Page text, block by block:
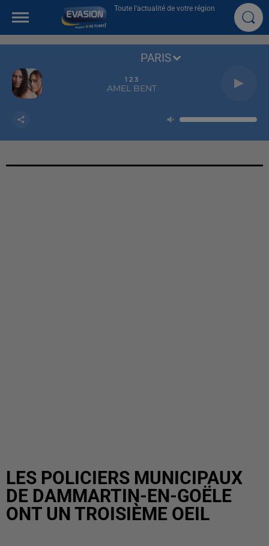
Toute l'actualité de votre région
1 2 3
AMEL BENT
PARIS
LES POLICIERS MUNICIPAUX
DE DAMMARTIN-EN-GOËLE
ONT UN TROISIÈME OEIL